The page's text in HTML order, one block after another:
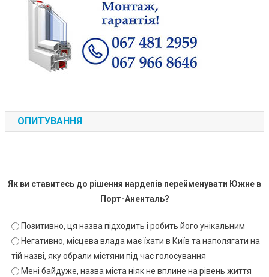
ОПИТУВАННЯ
Як ви ставитесь до рішення нардепів перейменувати Южне в
Порт-Аненталь?
Позитивно, ця назва підходить і робить його унікальним
Негативно, місцева влада має їхати в Київ та наполягати на
тій назві, яку обрали містяни під час голосування
Мені байдуже, назва міста ніяк не вплине на рівень життя